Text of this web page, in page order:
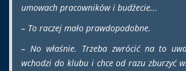
umowach pracowników i budżecie...
– To raczej mało prawdopodobne.
– No właśnie. Trzeba zwrócić na to
wchodzi do klubu i chce od razu zburzyć